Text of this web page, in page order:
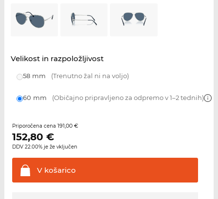
Velikost in razpoložljivost
58 mm (Trenutno žal ni na voljo)
60 mm (Običajno pripravljeno za odpremo v 1–2 tednih)
Priporočena cena 191,00 €
152,80 €
DDV 22.00% je že vključen
Vkošarico